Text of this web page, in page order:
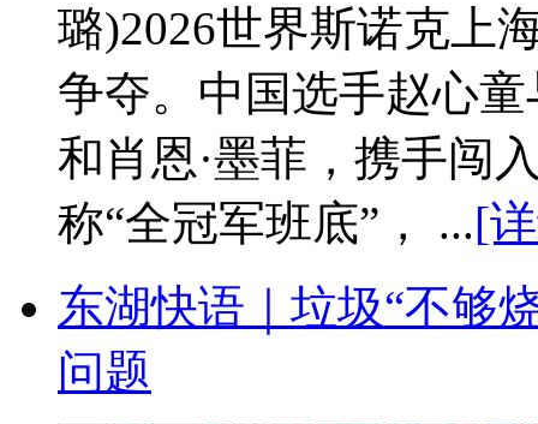
璐)2026世界斯诺克上
争夺。中国选手赵心
和肖恩·墨菲，携手闯
称“全冠军班底”， ...[
东湖快语｜垃圾“不够
问题